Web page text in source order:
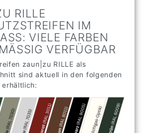
RILLE
IM
VIELE FARBEN S
VERFÜGBAR
zaun|zu RILLE als
sind aktuell in den folgenden
erhältlich: